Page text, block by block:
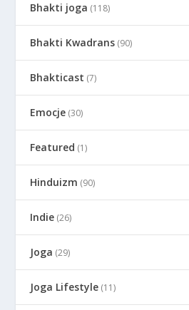
Bhakti joga (118)
Bhakti Kwadrans (90)
Bhakticast (7)
Emocje (30)
Featured (1)
Hinduizm (90)
Indie (26)
Joga (29)
Joga Lifestyle (11)